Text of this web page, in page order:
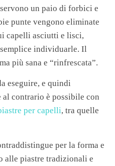
un paio di forbici e
punte vengono eliminate
capelli asciutti e lisci,
individuarle. Il
più sana e “rinfrescata”.
eseguire, e quindi
contrario è possibile con
per capelli, tra quelle
per la forma e
alle piastre tradizionali e